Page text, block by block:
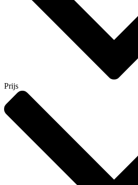
Prijs